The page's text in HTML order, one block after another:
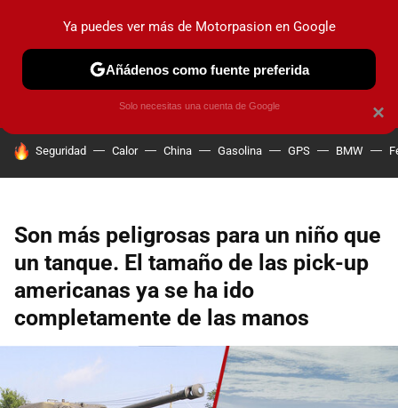
PRUEBAS COCHES ELÉCTRICOS OBSERVATORIO
HOY SE HABLA DE
Seguridad Calor China Gasolina GPS BMW
Son más peligrosas para un niño que
un tanque. El tamaño de las pick-up
americanas ya se ha ido
completamente de las manos
×
Ya puedes ver más de Motorpasion en Google
Añádenos como fuente preferida
Solo necesitas una cuenta de Google